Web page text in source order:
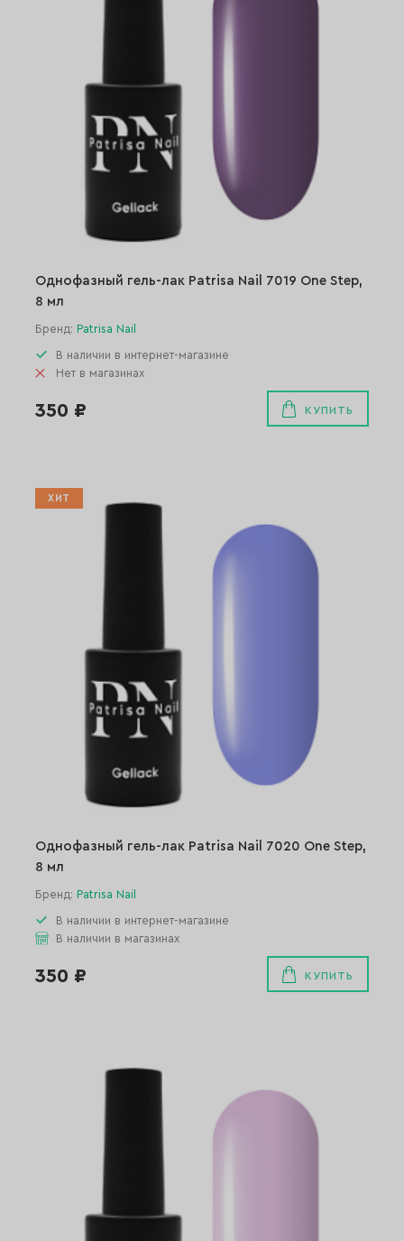
Однофазный гель-лак Patrisa Nail 7019 One Step,
8 мл
Бренд: Patrisa Nail
В наличии в интернет-магазине
Нет в магазинах
350 ₽ КУПИТЬ
ХИТ
Однофазный гель-лак Patrisa Nail 7020 One Step,
8 мл
Бренд: Patrisa Nail
В наличии в интернет-магазине
В наличии в магазинах
350 ₽ КУПИТЬ